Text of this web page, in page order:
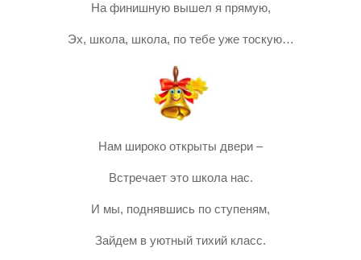
На финишную вышел я прямую,
Эх, школа, школа, по тебе уже тоскую…
Нам широко открыты двери –
Встречает это школа нас.
И мы, поднявшись по ступеням,
Зайдем в уютный тихий класс.